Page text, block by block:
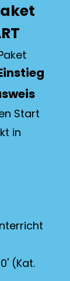
Start
in
(Kat.